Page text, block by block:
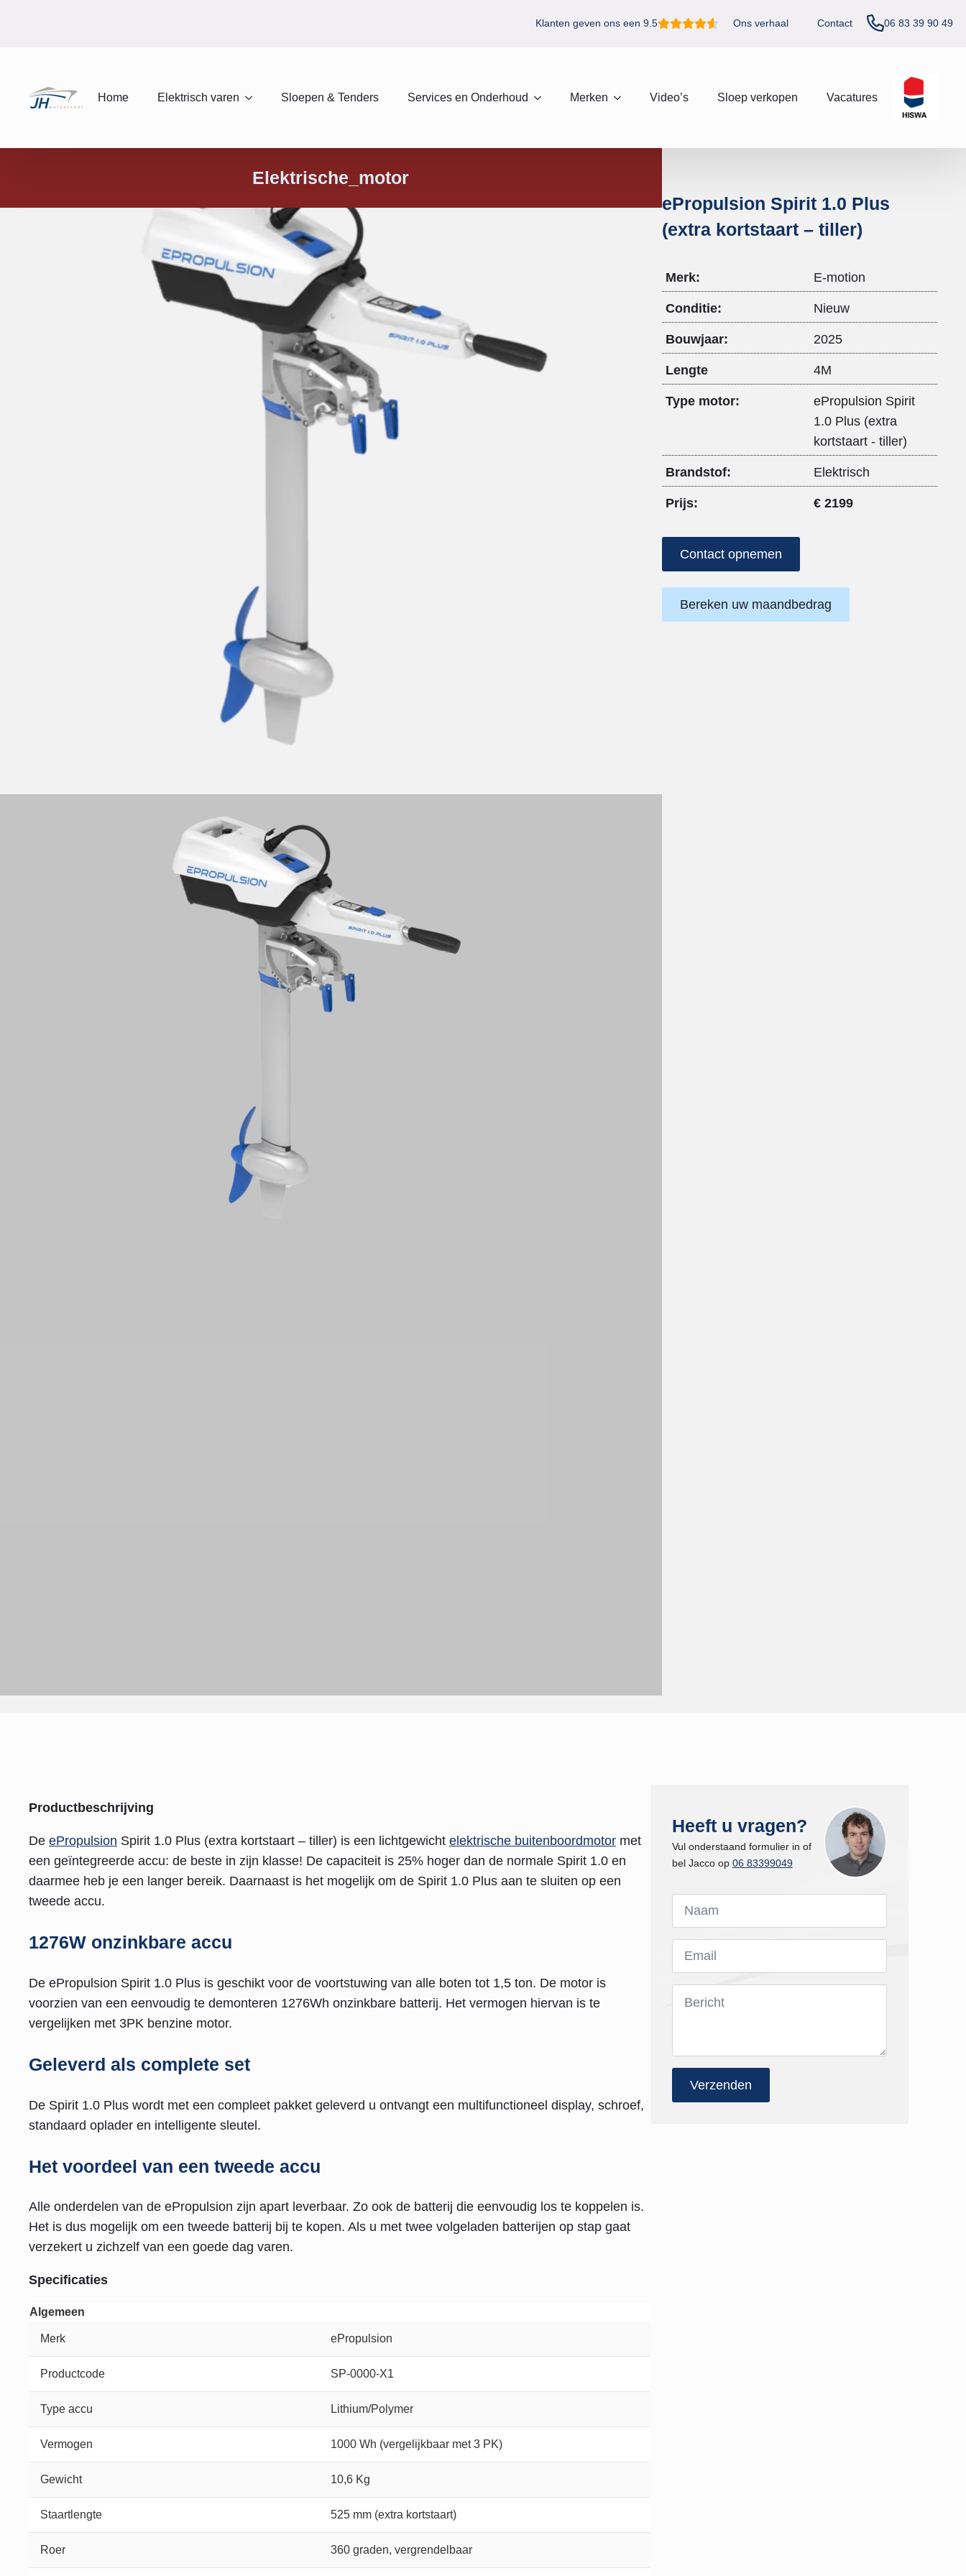
Klanten geven ons een 9.5 Ons verhaal Contact 06 83 39 90 49
Home Elektrisch varen Sloepen & Tenders Services en Onderhoud Merken Video’s Sloep verkopen Vacatures
Elektrische_motor
ePropulsion Spirit 1.0 Plus
(extra kortstaart – tiller)
Merk: E-motion
Conditie: Nieuw
Bouwjaar: 2025
Lengte 4M
Type motor:
ePropulsion Spirit
1.0 Plus (extra
kortstaart - tiller)
Brandstof: Elektrisch
Prijs: € 2199
Contact opnemen
Bereken uw maandbedrag
Productbeschrijving
De ePropulsion Spirit 1.0 Plus (extra kortstaart – tiller) is een lichtgewicht elektrische buitenboordmotor met
een geïntegreerde accu: de beste in zijn klasse! De capaciteit is 25% hoger dan de normale Spirit 1.0 en
daarmee heb je een langer bereik. Daarnaast is het mogelijk om de Spirit 1.0 Plus aan te sluiten op een
tweede accu.
1276W onzinkbare accu
De ePropulsion Spirit 1.0 Plus is geschikt voor de voortstuwing van alle boten tot 1,5 ton. De motor is
voorzien van een eenvoudig te demonteren 1276Wh onzinkbare batterij. Het vermogen hiervan is te
vergelijken met 3PK benzine motor.
Geleverd als complete set
De Spirit 1.0 Plus wordt met een compleet pakket geleverd u ontvangt een multifunctioneel display, schroef,
standaard oplader en intelligente sleutel.
Het voordeel van een tweede accu
Alle onderdelen van de ePropulsion zijn apart leverbaar. Zo ook de batterij die eenvoudig los te koppelen is.
Het is dus mogelijk om een tweede batterij bij te kopen. Als u met twee volgeladen batterijen op stap gaat
verzekert u zichzelf van een goede dag varen.
Specificaties
Algemeen
Merk ePropulsion
Productcode SP-0000-X1
Type accu Lithium/Polymer
Vermogen 1000 Wh (vergelijkbaar met 3 PK)
Gewicht 10,6 Kg
Staartlengte 525 mm (extra kortstaart)
Roer 360 graden, vergrendelbaar
Heeft u vragen?
Vul onderstaand formulier in of
bel Jacco op 06 83399049
Naam
Email
Bericht
Verzenden